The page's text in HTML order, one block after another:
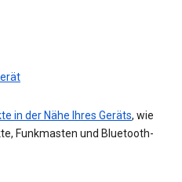
in der Nähe Ihres Geräts, wie
Funkmasten und Bluetooth-